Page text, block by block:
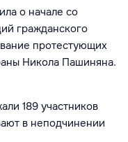
о начале со
гражданского
протестующих
Никола Пашиняна.
189 участников
в неподчинении